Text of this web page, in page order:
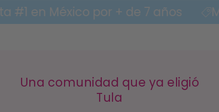
por + de 7 años Mayorista #1
Una comunidad que ya eligió
Tula